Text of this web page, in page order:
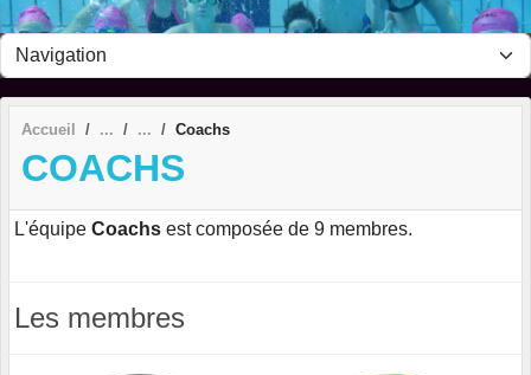
Accueil Coachs
COACHS
L'équipe Coachs est composée de 9 membres.
Les membres